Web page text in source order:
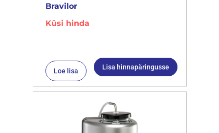
Bravilor
Küsi hinda
Loe lisa Lisa hinnapäringusse